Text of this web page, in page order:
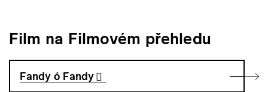
Film na Filmovém přehledu
Fandy ó Fandy